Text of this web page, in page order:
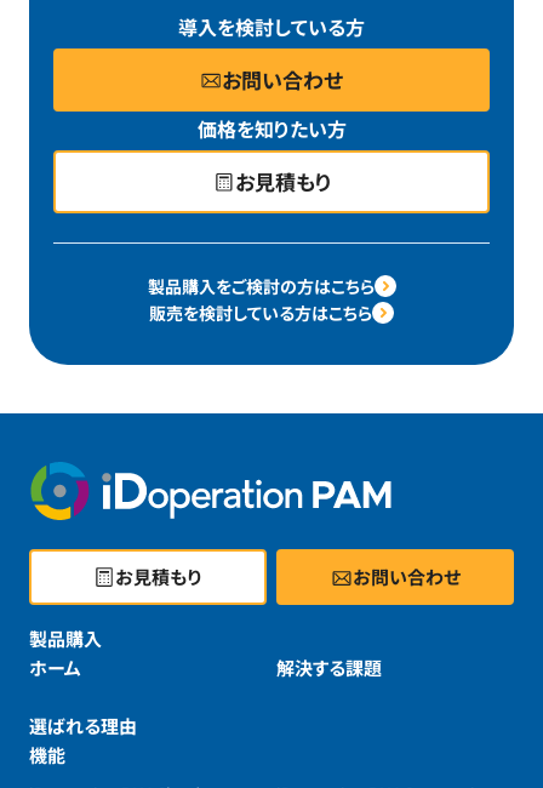
価格を知りたい方
お見積もり
導入を検討している方
お問い合わせ
製品購入をご検討の方はこちら
販売を検討している方はこちら
お見積もり お問い合わせ
製品購入
ホーム
解決する課題
選ばれる理由
機能